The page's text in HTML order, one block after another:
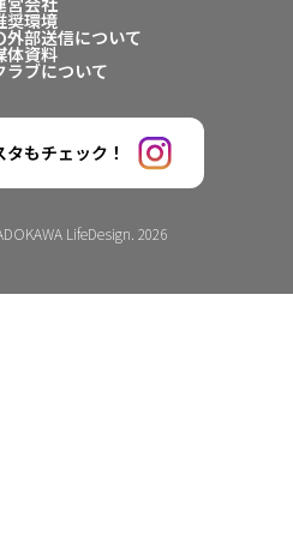
奨環境
外部送信について
体資料
ラブについて
もチェック！
LifeDesign. 2026